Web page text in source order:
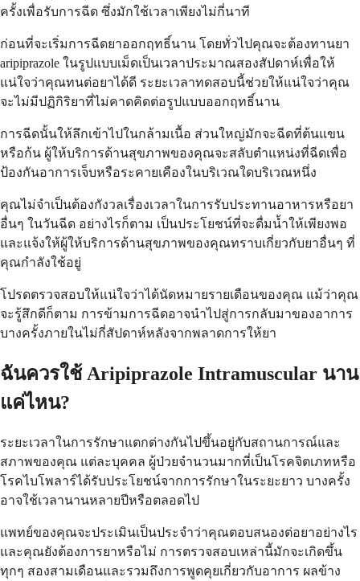
ครั้งเพื่อรับการฉีด ซึ่งมักใช้เวลาเพียงไม่กี่นาที
ก่อนที่จะเริ่มการฉีดยาออกฤทธิ์นาน โดยทั่วไปคุณจะต้องทานยา
aripiprazole ในรูปแบบเม็ดเป็นเวลาประมาณสองสัปดาห์เพื่อให้
แน่ใจว่าคุณทนต่อยาได้ดี ระยะเวลาทดสอบนี้ช่วยให้แน่ใจว่าคุณ
จะไม่มีปฏิกิริยาที่ไม่คาดคิดต่อรูปแบบออกฤทธิ์นาน
การฉีดนั้นให้ลึกเข้าไปในกล้ามเนื้อ ส่วนใหญ่มักจะฉีดที่ต้นแขน
หรือก้น ผู้ให้บริการด้านสุขภาพของคุณจะสลับตำแหน่งที่ฉีดเพื่อ
ป้องกันอาการเจ็บหรือระคายเคืองในบริเวณใดบริเวณหนึ่ง
คุณไม่จำเป็นต้องกังวลเรื่องเวลาในการรับประทานอาหารหรือยา
อื่นๆ ในวันฉีด อย่างไรก็ตาม เป็นประโยชน์ที่จะดื่มน้ำให้เพียงพอ
และแจ้งให้ผู้ให้บริการด้านสุขภาพของคุณทราบเกี่ยวกับยาอื่นๆ ที่
คุณกำลังใช้อยู่
โปรดตรวจสอบให้แน่ใจว่าได้นัดหมายรายเดือนของคุณ แม้ว่าคุณ
จะรู้สึกดีก็ตาม การข้ามการฉีดอาจนำไปสู่การกลับมาของอาการ
บางครั้งภายในไม่กี่สัปดาห์หลังจากพลาดการให้ยา
ฉันควรใช้ Aripiprazole Intramuscular นาน
แค่ไหน?
ระยะเวลาในการรักษาแตกต่างกันไปขึ้นอยู่กับสถานการณ์และ
สภาพของคุณ แต่ละบุคคล ผู้ป่วยจำนวนมากที่เป็นโรคจิตเภทหรือ
โรคไบโพลาร์ได้รับประโยชน์จากการรักษาในระยะยาว บางครั้ง
อาจใช้เวลานานหลายปีหรือตลอดไป
แพทย์ของคุณจะประเมินเป็นประจำว่าคุณตอบสนองต่อยาอย่างไร
และคุณยังต้องการยาหรือไม่ การตรวจสอบเหล่านี้มักจะเกิดขึ้น
ทุกๆ สองสามเดือนและรวมถึงการพูดคุยเกี่ยวกับอาการ ผลข้าง